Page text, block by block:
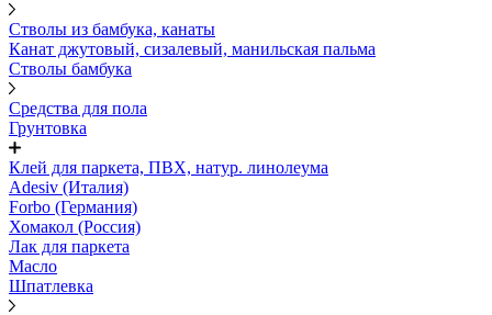
Стволы из бамбука, канаты
Канат джутовый, сизалевый, манильская пальма
Стволы бамбука
Средства для пола
Грунтовка
Клей для паркета, ПВХ, натур. линолеума
Adesiv (Италия)
Forbo (Германия)
Хомакол (Россия)
Лак для паркета
Масло
Шпатлевка